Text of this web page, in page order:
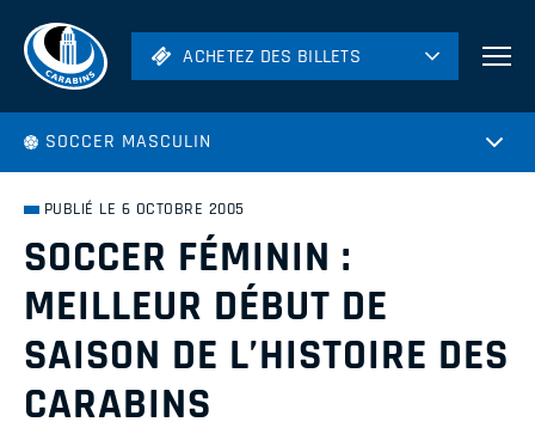
ACHETEZ DES BILLETS
Hockey
ACHETEZ DES BILLETS
SOCCER MASCULIN
PUBLIÉ LE 6 OCTOBRE 2005
SOCCER FÉMININ :
MEILLEUR DÉBUT DE
SAISON DE L’HISTOIRE DES
CARABINS